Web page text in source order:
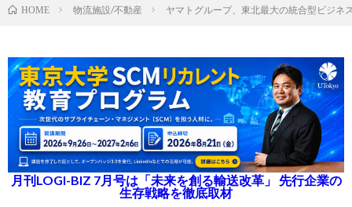
HOME 物流施設/不動産 ヤマトグループ、東北最大の統合型ビジネ
月刊LOGI-BIZ 7月号は「未来を創る輸送改革」 先行企業の
生存戦略を徹底取材